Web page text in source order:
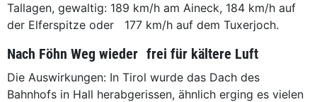
Tallagen, gewaltig: 189 km/h am Aineck, 184 km/h auf
der Elferspitze oder 177 km/h auf dem Tuxerjoch.
Nach Föhn Weg wieder frei für kältere Luft
Die Auswirkungen: In Tirol wurde das Dach des
Bahnhofs in Hall herabgerissen, ähnlich erging es vielen